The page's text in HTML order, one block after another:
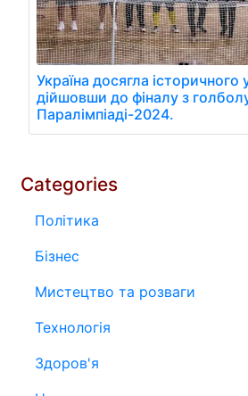
Україна досягла історичного
дійшовши до фіналу з
Паралімпіаді-2024.
Categories
Політика
Бізнес
Мистецтво та розваги
Технологія
Здоров'я